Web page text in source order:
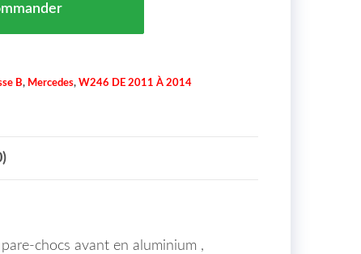
B, Mercedes, W246 DE 2011 À 2014
chocs avant en aluminium ,